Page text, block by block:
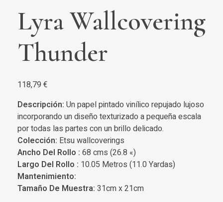
Lyra Wallcovering
Thunder
118,79 €
Descripción: Un papel pintado vinílico repujado lujoso
incorporando un diseño texturizado a pequeña escala
por todas las partes con un brillo delicado.
Colección: Etsu wallcoverings
Ancho Del Rollo : 68 cms (26.8 «)
Largo Del Rollo : 10.05 Metros (11.0 Yardas)
Mantenimiento:
Tamaño De Muestra: 31cm x 21cm